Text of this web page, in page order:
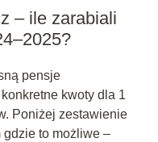
– ile zarabiali
pensje
kwoty dla 1
Poniżej zestawienie
gdzie to możliwe –